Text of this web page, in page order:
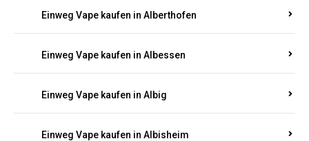
Einweg Vape kaufen in Alberthofen
Einweg Vape kaufen in Albessen
Einweg Vape kaufen in Albig
Einweg Vape kaufen in Albisheim